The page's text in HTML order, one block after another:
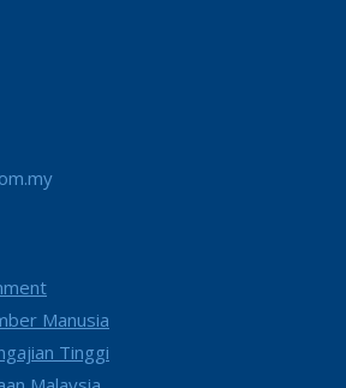
Manusia
Tinggi